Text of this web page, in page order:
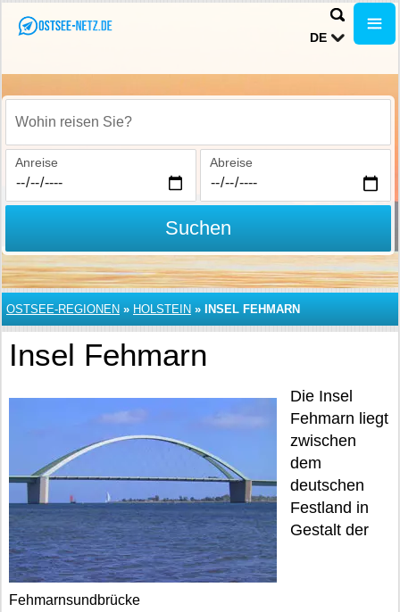
DE
Wohin reisen Sie?
Anreise Abreise
Suchen
OSTSEE-REGIONEN » HOLSTEIN » INSEL FEHMARN
Insel Fehmarn
Fehmarnsundbrücke
Die Insel
Fehmarn liegt
zwischen
dem
deutschen
Festland in
Gestalt der